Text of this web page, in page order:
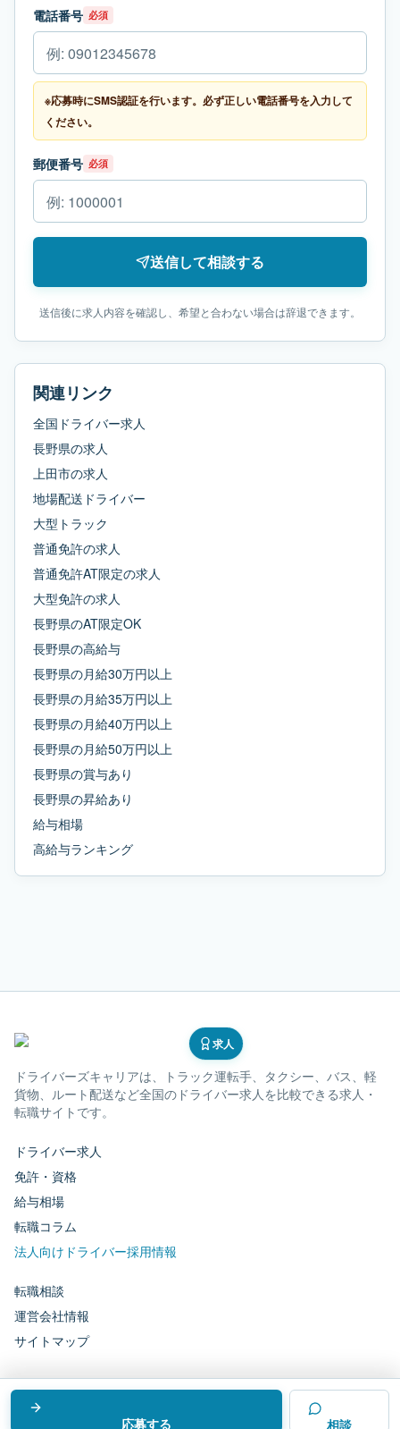
応募する 相談
電話番号 必須
※応募時にSMS認証を行います。必ず正しい電話番号を入力して
ください。
郵便番号 必須
送信して相談する
送信後に求人内容を確認し、希望と合わない場合は辞退できます。
関連リンク
全国ドライバー求人
長野県の求人
上田市の求人
地場配送ドライバー
大型トラック
普通免許の求人
普通免許AT限定の求人
大型免許の求人
長野県のAT限定OK
長野県の高給与
長野県の月給30万円以上
長野県の月給35万円以上
長野県の月給40万円以上
長野県の月給50万円以上
長野県の賞与あり
長野県の昇給あり
給与相場
高給与ランキング
求人
ドライバーズキャリアは、トラック運転手、タクシー、バス、軽
貨物、ルート配送など全国のドライバー求人を比較できる求人・
転職サイトです。
ドライバー求人
免許・資格
給与相場
転職コラム
法人向けドライバー採用情報
転職相談
運営会社情報
サイトマップ
運営会社：
ドライバーズキャリア